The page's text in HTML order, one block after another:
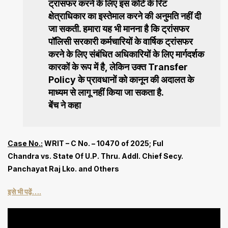
ट्रांसफर करने के लिए इस कोर्ट के रिट
क्षेत्राधिकार का इस्तेमाल करने की अनुमति नहीं दी
जा सकती. हमारा यह भी मानना ​​है कि ट्रांसफर
पॉलिसी सरकारी कर्मचारियों के वार्षिक ट्रांसफर
करने के लिए संबंधित अधिकारियों के लिए मार्गदर्शक
कारकों के रूप में है, लेकिन उक्त Transfer
Policy के प्रावधानों को कानून की अदालत के
माध्यम से लागू नहीं किया जा सकता है.
बेंच ने कहा
Case No.: WRIT – C No. – 10470 of 2025; Ful
Chandra vs. State Of U.P. Thru. Addl. Chief Secy.
Panchayat Raj Lko. and Others
इसे भी पढ़ें….